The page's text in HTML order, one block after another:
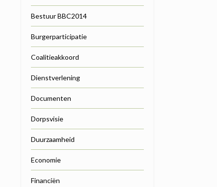
Bestuur BBC2014
Burgerparticipatie
Coalitieakkoord
Dienstverlening
Documenten
Dorpsvisie
Duurzaamheid
Economie
Financiën